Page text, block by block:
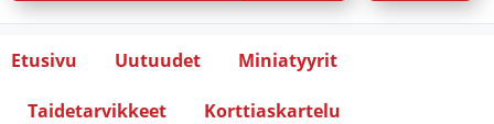
Etusivu Uutuudet Miniatyyrit
Taidetarvikkeet Korttiaskartelu